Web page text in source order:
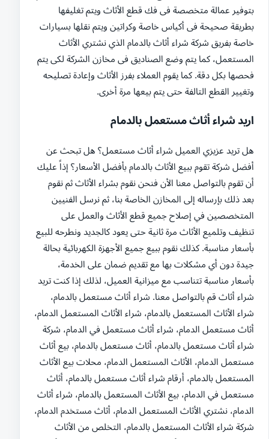
بتوفير عمالة متخصصة فى فك قطع الأثاث ويتم تغليفها
بطريقة صحيحة فى أكياس خاصة وكراتين ويتم نقلها بسيارات
خاصة بفريق شركة شراء أثاث بالدمام الذي نشتري الأثاث
المستعمل، كما يتم وضع الصناديق فى مخازن الشركة لكى يتم
فحصها بكل دقة. كما يقوم العملاء بفرز الأثاث وإعادة تصليحه
وتغيير القطع التالفة حتى يتم بيعها مرة أخرى.
اريد شراء أثاث مستعمل بالدمام
هل تريد عزيزي العميل شراء أثاث مستعمل؟ هل تبحث عن
أفضل شركة تقوم ببيع الأثاث بالدمام بأفضل الأسعار؟ إذاً عليك
أن تقوم بالتواصل معنا الأن فنحن نقوم بشراء الأثاث ثم نقوم
بعد ذلك بإرساله إلى المخازن الخاصة بنا، ثم نرسل الفنيين
المتخصصين في إصلاح جميع قطع الأثاث والعمل على
تنظيف وتلميع الأثاث مرة ثانية حتى يعود كالجديد ونطرحه للبيع
بأسعار مناسبة. كذلك نقوم ببيع جميع الأجهزة الكهربائية بحالة
جيدة دون أي مشكلات بها مع تقديم ضمان على الخدمة،
بأسعار مناسبة تتناسب مع ميزانية العميل، لذلك إذا كنت تريد
شراء أثاث قم بالتواصل معنا. شراء أثاث مستعمل بالدمام،
شراء الأثاث المستعمل بالدمام، شراء الأثاث المستعمل الدمام،
أثاث مستعمل الدمام، شراء أثاث مستعمل في الدمام، شركة
شراء أثاث مستعمل بالدمام، أثاث مستعمل بالدمام، بيع أثاث
مستعمل الدمام، الأثاث المستعمل الدمام، محلات بيع الأثاث
المستعمل بالدمام، أرقام شراء أثاث مستعمل بالدمام، أثاث
مستعمل في الدمام، بيع الأثاث المستعمل بالدمام، شراء أثاث
الدمام، نشتري الأثاث المستعمل الدمام، أثاث مستخدم الدمام،
شركة شراء الأثاث المستعمل بالدمام، التخلص من الأثاث